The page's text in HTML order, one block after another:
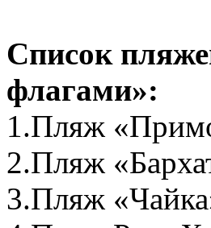
Список
флагами»:
1.Пляж
2.Пляж
3.Пляж